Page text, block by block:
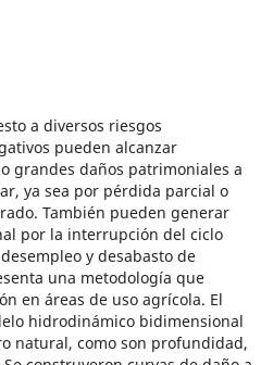
a diversos riesgos
pueden alcanzar
grandes daños patrimoniales a
ya sea por pérdida parcial o
También pueden generar
por la interrupción del ciclo
y desabasto de
una metodología que
en áreas de uso agrícola. El
hidrodinámico bidimensional
natural, como son profundidad,